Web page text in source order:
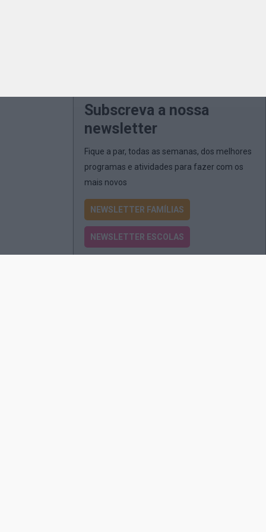
Subscreva a nossa
newsletter
Fique a par, todas as semanas, dos melhores
programas e atividades para fazer com os
mais novos
NEWSLETTER FAMÍLIAS
NEWSLETTER ESCOLAS